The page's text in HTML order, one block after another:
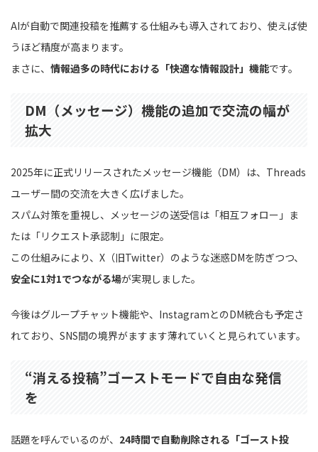
AIが自動で関連投稿を推薦する仕組みも導入されており、使えば使
うほど精度が高まります。
まさに、 情報過多の時代における「快適な情報設計」機能です。
DM（メッセージ）機能の追加で交流の幅が
拡大
2025年に正式リリースされたメッセージ機能（DM）は、Threads
ユーザー間の交流を大きく広げました。
スパム対策を重視し、メッセージの送受信は「相互フォロー」ま
たは「リクエスト承認制」に限定。
この仕組みにより、X（旧Twitter）のような迷惑DMを防ぎつつ、
安全に1対1でつながる場が実現しました。
今後はグループチャット機能や、InstagramとのDM統合も予定さ
れており、SNS間の境界がますます薄れていくと見られています。
“消える投稿”ゴーストモードで自由な発信
を
話題を呼んでいるのが、 24時間で自動削除される「ゴースト投